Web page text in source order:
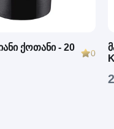
ქოთანი - 20
0